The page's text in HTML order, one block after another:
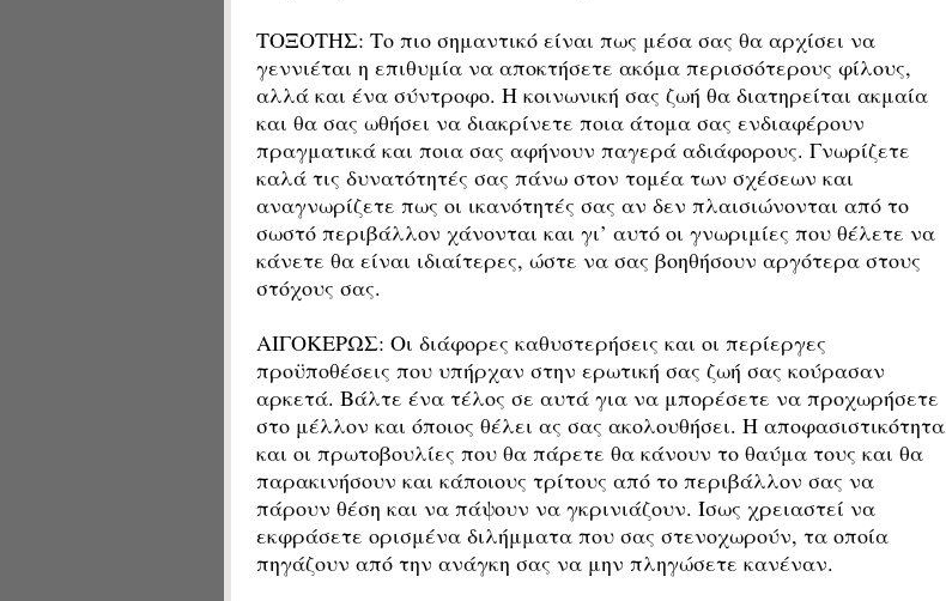
ΤΟΞΟΤΗΣ: Το πιο σημαντικό είναι πως μέσα σας θα αρχίσει να
γεννιέται η επιθυμία να αποκτήσετε ακόμα περισσότερους φίλους,
αλλά και ένα σύντροφο. Η κοινωνική σας ζωή θα διατηρείται ακμαία
και θα σας ωθήσει να διακρίνετε ποια άτομα σας ενδιαφέρουν
πραγματικά και ποια σας αφήνουν παγερά αδιάφορους. Γνωρίζετε
καλά τις δυνατότητές σας πάνω στον τομέα των σχέσεων και
αναγνωρίζετε πως οι ικανότητές σας αν δεν πλαισιώνονται από το
σωστό περιβάλλον χάνονται και γι’ αυτό οι γνωριμίες που θέλετε να
κάνετε θα είναι ιδιαίτερες, ώστε να σας βοηθήσουν αργότερα στους
στόχους σας.
ΑΙΓΟΚΕΡΩΣ: Οι διάφορες καθυστερήσεις και οι περίεργες
προϋποθέσεις που υπήρχαν στην ερωτική σας ζωή σας κούρασαν
αρκετά. Βάλτε ένα τέλος σε αυτά για να μπορέσετε να προχωρήσετε
στο μέλλον και όποιος θέλει ας σας ακολουθήσει. Η αποφασιστικότητα
και οι πρωτοβουλίες που θα πάρετε θα κάνουν το θαύμα τους και θα
παρακινήσουν και κάποιους τρίτους από το περιβάλλον σας να
πάρουν θέση και να πάψουν να γκρινιάζουν. Ίσως χρειαστεί να
εκφράσετε ορισμένα διλήμματα που σας στενοχωρούν, τα οποία
πηγάζουν από την ανάγκη σας να μην πληγώσετε κανέναν.